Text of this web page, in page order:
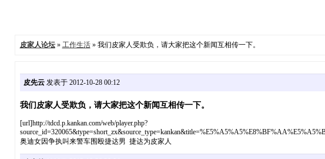
皮家人论坛» 工作生活» 我们皮家人受欺负，请大家把这个新闻互相传一下。
皮先云发表于 2012-10-28 00:12
我们皮家人受欺负，请大家把这个新闻互相传一下。
[url]http://tdcd.p.kankan.com/web/player.php?
奥迪女因争执叫来警车围殴捷达男 捷达为皮家人